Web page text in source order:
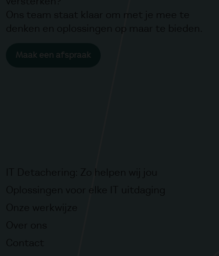
Ons team staat klaar om met je mee te
denken en oplossingen op maar te bieden.
Maak een afspraak
IT Detachering: Zo helpen wij jou
Oplossingen voor elke IT uitdaging